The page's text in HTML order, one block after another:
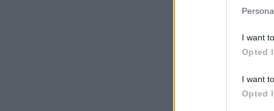
I want
Opted
I want
Opted